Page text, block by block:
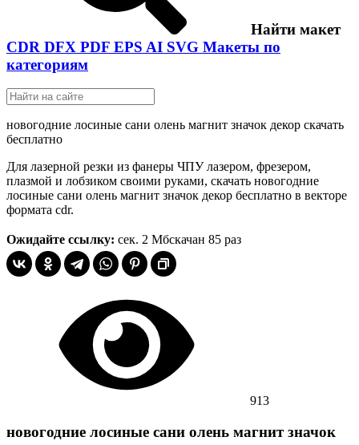
Найти макет
CDR DFX PDF EPS AI SVG Макеты по
категориям
новогодние лосиные сани олень магнит значок декор скачать
бесплатно
Для лазерной резки из фанеры ЧПУ лазером, фрезером,
плазмой и лобзиком своими руками, скачать новогодние
лосиные сани олень магнит значок декор бесплатно в векторе
формата cdr.
Ожидайте ссылку: сек. 2 Мбскачан 85 раз
913
новогодние лосиные сани олень магнит значок